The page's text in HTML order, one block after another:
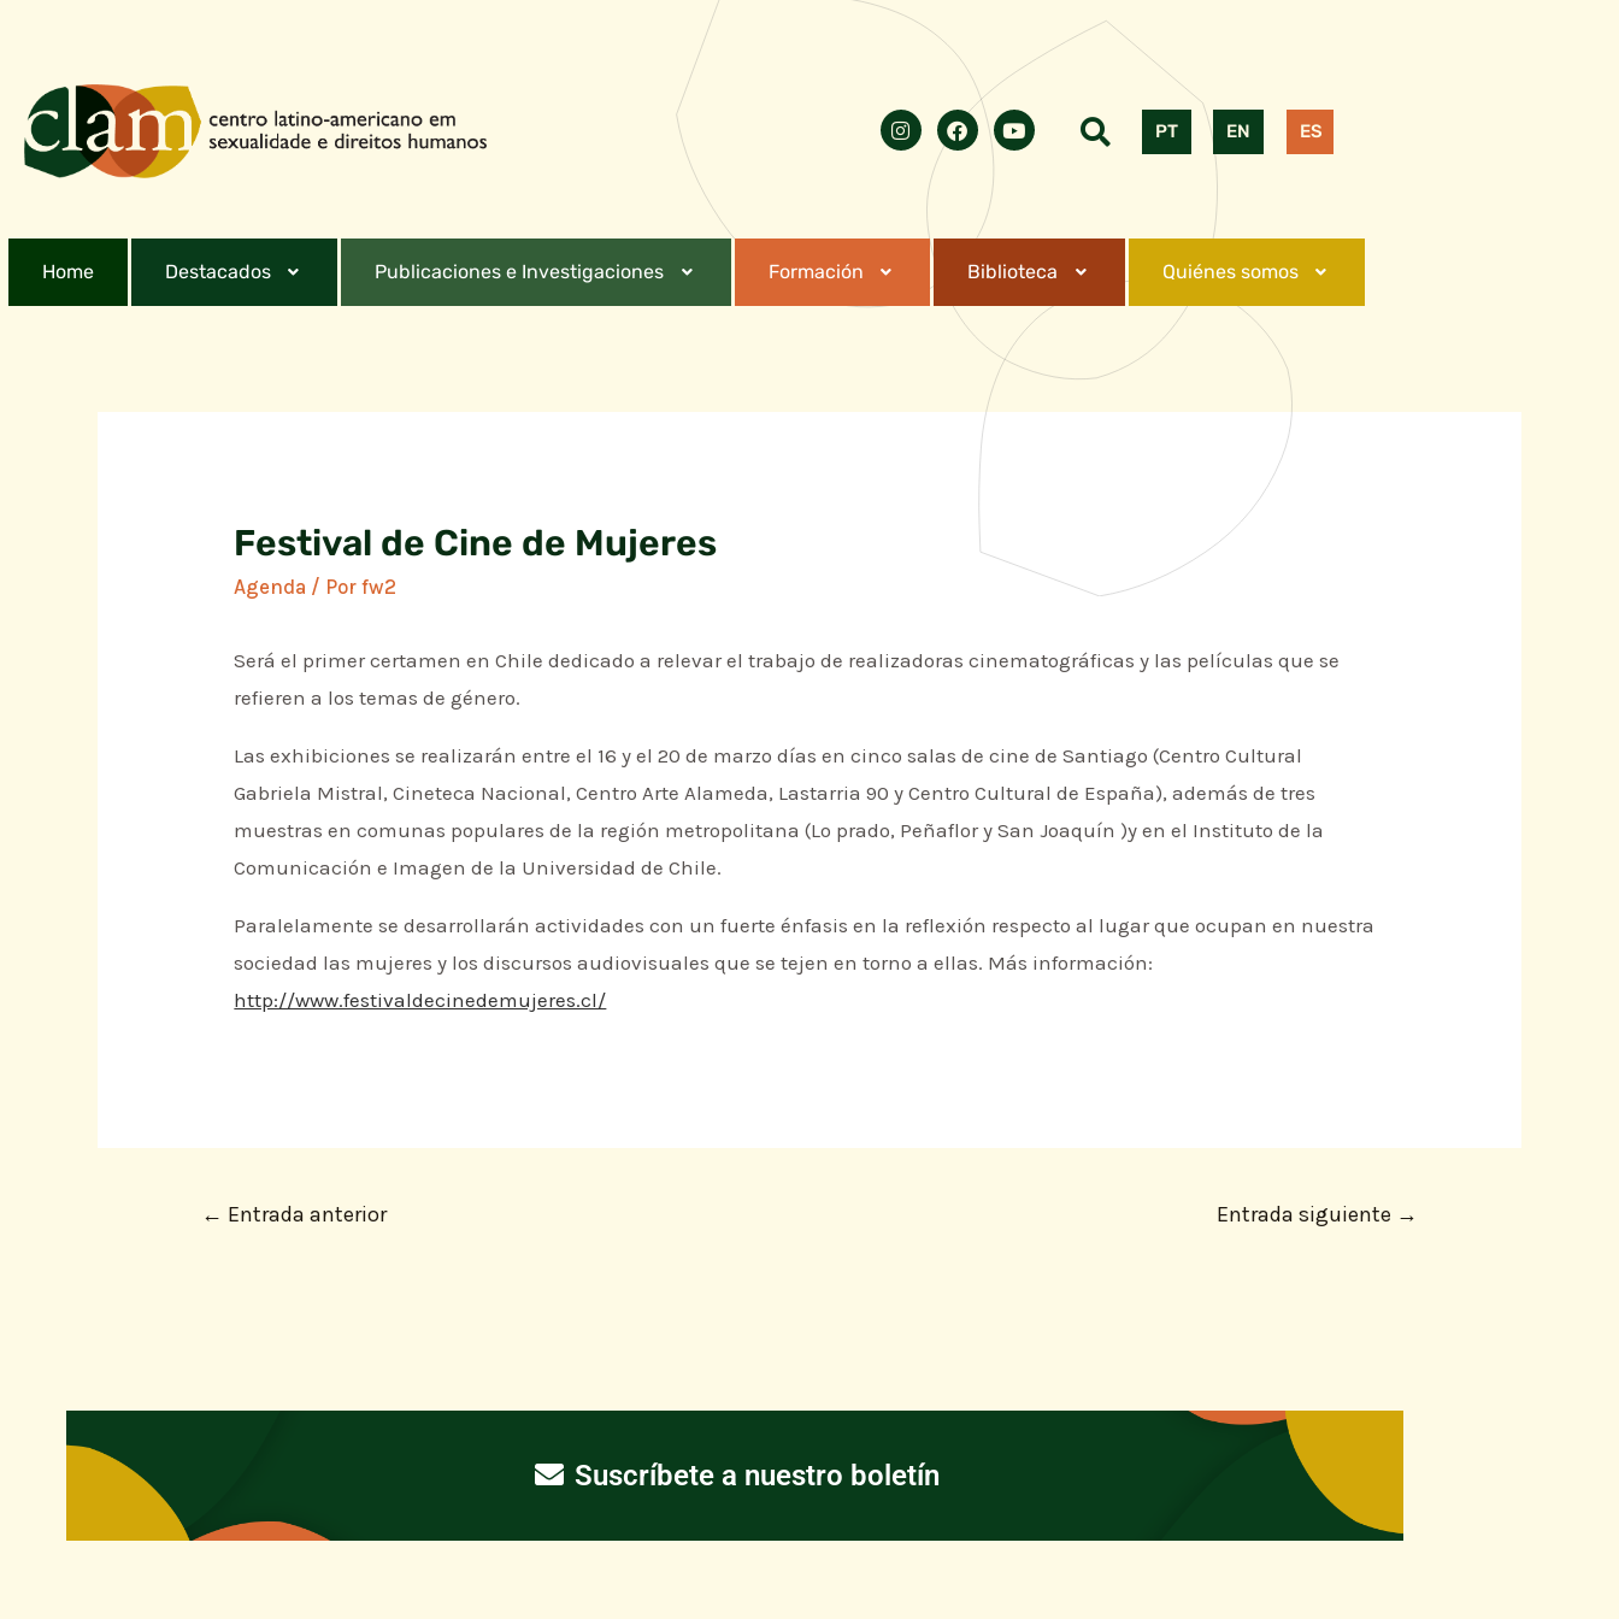
PT EN ES
Home Destacados Publicaciones e Investigaciones Formación Biblioteca Quiénes somos
Festival de Cine de Mujeres
Agenda / Porfw2
Será el primer certamen en Chile dedicado a relevar el trabajo de realizadoras cinematográficas y las películas que se
refieren a los temas de género.
Las exhibiciones se realizarán entre el 16 y el 20 de marzo días en cinco salas de cine de Santiago (Centro Cultural
Gabriela Mistral, Cineteca Nacional, Centro Arte Alameda, Lastarria 90 y Centro Cultural de España), además de tres
muestras en comunas populares de la región metropolitana (Lo prado, Peñaflor y San Joaquín )y en el Instituto de la
Comunicación e Imagen de la Universidad de Chile.
Paralelamente se desarrollarán actividades con un fuerte énfasis en la reflexión respecto al lugar que ocupan en nuestra
sociedad las mujeres y los discursos audiovisuales que se tejen en torno a ellas. Más información:
http://www.festivaldecinedemujeres.cl/
← Entrada anterior Entrada siguiente →
Suscríbete a nuestro boletín